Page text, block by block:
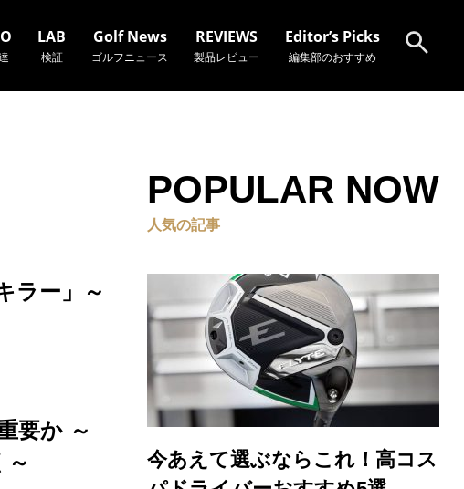
LAB
検証
Golf News
ゴルフニュース
REVIEWS
製品レビュー
Editor’s Picks
編集部のおすすめ
ラー」～
要か ～
POPULAR NOW
人気の記事
今あえて選ぶならこれ！高コス